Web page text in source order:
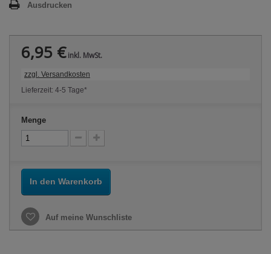
Ausdrucken
6,95 €inkl. MwSt.
zzgl. Versandkosten
Lieferzeit: 4-5 Tage*
Menge
In den Warenkorb
Auf meine Wunschliste